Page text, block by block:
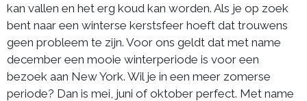
kan vallen en het erg koud kan worden. Als je op zoek
bent naar een winterse kerstsfeer hoeft dat trouwens
geen probleem te zijn. Voor ons geldt dat met name
december een mooie winterperiode is voor een
bezoek aan New York. Wil je in een meer zomerse
periode? Dan is mei, juni of oktober perfect. Met name